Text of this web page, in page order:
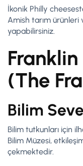
İkonik Philly
Amish tarım ürünleri
yapabilirsiniz.
(The
Bilim
Bilim tutkunları için
Bilim Müzesi,
çekmektedir.